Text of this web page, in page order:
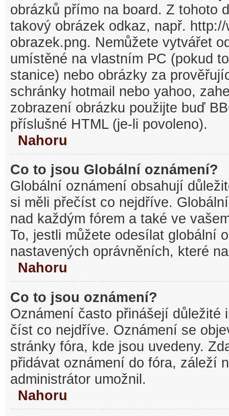
obrázků přímo na board. Z tohoto
takový obrázek odkaz, např.
obrazek.png. Nemůžete vytvářet
umístěné na vlastním PC (pokud
stanice) nebo obrázky za
schránky hotmail nebo yahoo,
zobrazení obrázku použijte buď
příslušné HTML (je-li povoleno).
Nahoru
Co to jsou Globální oznámení?
Globální oznámení obsahují
si měli přečíst co nejdříve.
nad každým fórem a také ve
To, jestli můžete odesílat globální
nastavených oprávněních, které
Nahoru
Co to jsou oznámení?
Oznámení často přinášejí důležité
číst co nejdříve. Oznámení se
stránky fóra, kde jsou uvedeny.
přidávat oznámení do fóra, záleží
administrátor umožnil.
Nahoru